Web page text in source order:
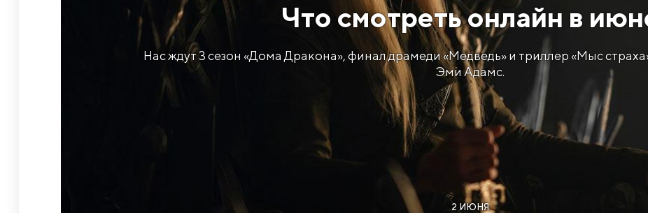
​Что смотреть онлайн в
Нас ждут 3 сезон «Дома Дракона», финал драмеди «Медведь» и триллер «Мыс
Эми Адамс.
2 ИЮНЯ